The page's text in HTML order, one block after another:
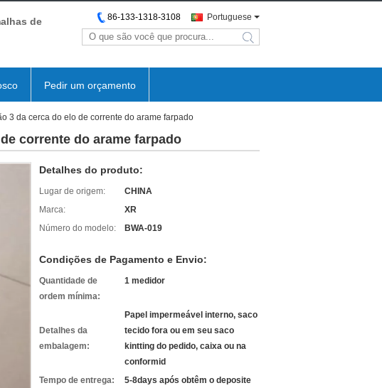
de
Portuguese
86-133-1318-3108
search
Pedir um orçamento
3 da cerca do elo de corrente do arame farpado
corrente do arame farpado
Detalhes do produto:
Lugar de origem:
CHINA
Marca:
XR
Número do modelo:
BWA-019
Condições de Pagamento e Envio:
Quantidade de
ordem mínima:
1 medidor
Detalhes da
embalagem:
Papel impermeável interno, saco
tecido fora ou em seu saco
kintting do pedido, caixa ou na
conformid
Tempo de entrega:
5-8days após obtêm o deposite